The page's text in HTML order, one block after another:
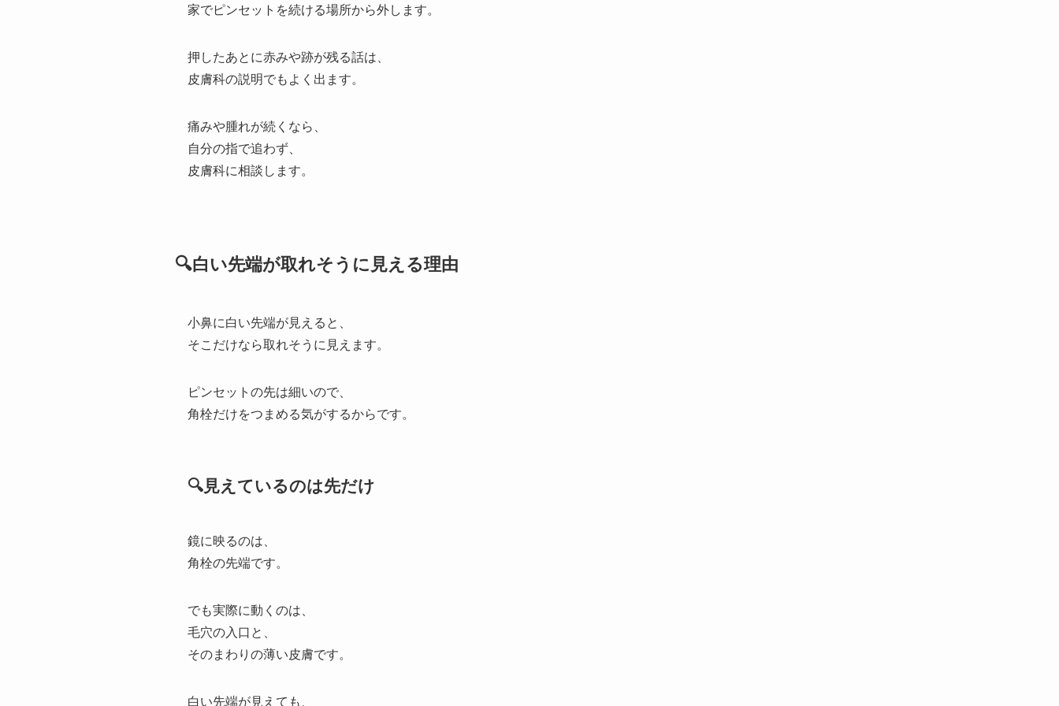
家でピンセットを続ける場所から外します。
押したあとに赤みや跡が残る話は、
皮膚科の説明でもよく出ます。
痛みや腫れが続くなら、
自分の指で追わず、
皮膚科に相談します。
🔍白い先端が取れそうに見える理由
小鼻に白い先端が見えると、
そこだけなら取れそうに見えます。
ピンセットの先は細いので、
角栓だけをつまめる気がするからです。
🔍見えているのは先だけ
鏡に映るのは、
角栓の先端です。
でも実際に動くのは、
毛穴の入口と、
そのまわりの薄い皮膚です。
白い先端が見えても、